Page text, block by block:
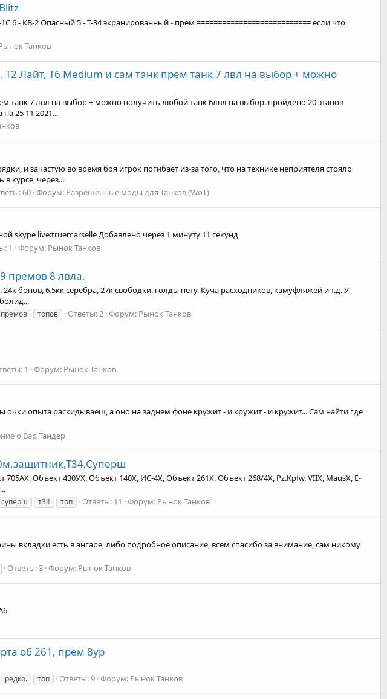
6 - КВ-2 Опасный 5 - Т-34 экранированный - прем =========================== если что
Танков
T2 Лайт, T6 Medium и сам танк прем танк 7 лвл на выбор + можно
танк 7 лвл на выбор + можно получить любой танк 6лвл на выбор. пройдено 20 этапов
25 11 2021...
и зачастую во время боя игрок погибает из-за того, что на технике неприятеля стояло
курсе, через...
60 Форум: Разрешенные моды для Танков (WoT)
skype live:truemarselle Добавлено через 1 минуту 11 секунд
1 Форум: Рынок Танков
премов 8 лвла.
бонов, 6.5кк серебра, 27к свободки, голды нету. Куча расходников, камуфляжей и т.д. У
премов топов Ответы: 2 Форум: Рынок Танков
1 Форум: Рынок Танков
очки опыта раскидываеш, а оно на заднем фоне кружит - и кружит - и кружит... Сам найти где
о Вар Тандер
Объект 430УX, Объект 140X, ИС-4X, Объект 261X, Объект 268/4X, Pz.Kpfw. VIIX, MausX, E-
суперш т34 топ Ответы: 11 Форум: Рынок Танков
вкладки есть в ангаре, либо подробное описание, всем спасибо за внимание, сам никому
Ответы: 3 Форум: Рынок Танков
об 261, прем 8ур
редко. топ Ответы: 9 Форум: Рынок Танков